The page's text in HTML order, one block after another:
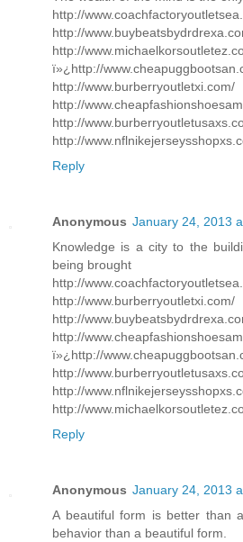
http://
http://
http://
ï»¿http://
http://www.burberryoutletxi.com/
http://
http://
http://
Reply
Anonymous January 24, 2013
Knowledge is a city to the
being brought
http://
http://www.burberryoutletxi.com/
http://
http://
ï»¿http://
http://
http://
http://
Reply
Anonymous January 24, 2013
A beautiful form is better than
behavior than a beautiful form.